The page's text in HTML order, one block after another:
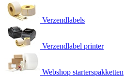
Verzendlabels
Verzendlabel printer
Webshop starterspakketten